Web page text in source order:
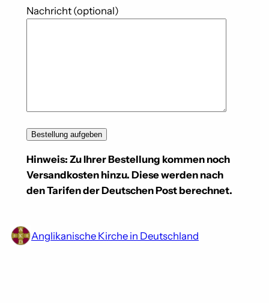
Nachricht (optional)
Hinweis: Zu Ihrer Bestellung kommen noch
Versandkosten hinzu. Diese werden nach
den Tarifen der Deutschen Post berechnet.
Anglikanische Kirche in Deutschland